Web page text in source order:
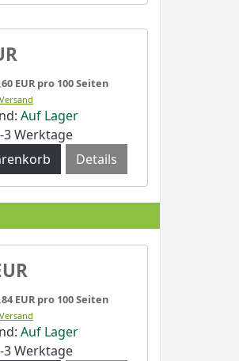
EUR pro 100 Seiten
Versand
Auf Lager
3 Werktage
Details
EUR pro 100 Seiten
Versand
Auf Lager
3 Werktage